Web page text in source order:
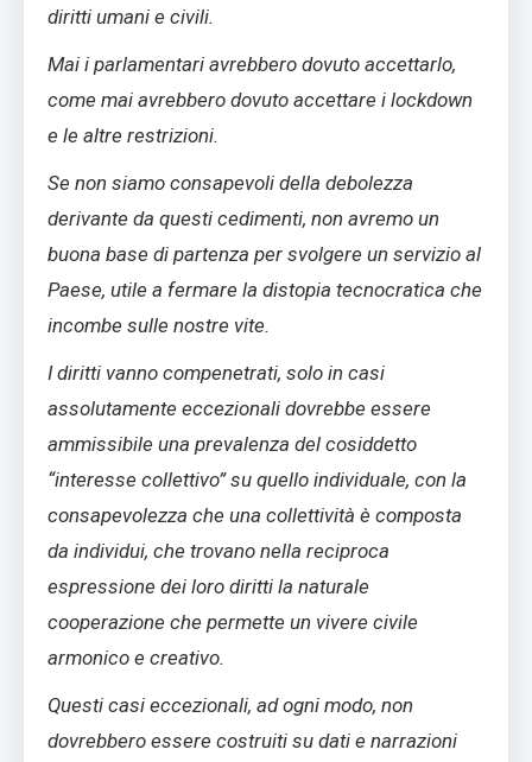
diritti umani e civili.
Mai i parlamentari avrebbero dovuto accettarlo,
come mai avrebbero dovuto accettare i lockdown
e le altre restrizioni.
Se non siamo consapevoli della debolezza
derivante da questi cedimenti, non avremo un
buona base di partenza per svolgere un servizio al
Paese, utile a fermare la distopia tecnocratica che
incombe sulle nostre vite.
I diritti vanno compenetrati, solo in casi
assolutamente eccezionali dovrebbe essere
ammissibile una prevalenza del cosiddetto
“interesse collettivo” su quello individuale, con la
consapevolezza che una collettività è composta
da individui, che trovano nella reciproca
espressione dei loro diritti la naturale
cooperazione che permette un vivere civile
armonico e creativo.
Questi casi eccezionali, ad ogni modo, non
dovrebbero essere costruiti su dati e narrazioni